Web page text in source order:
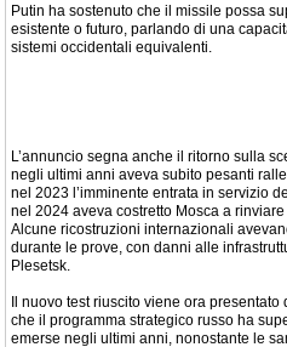
Putin ha sostenuto che il missile possa
esistente o futuro, parlando di una
sistemi occidentali equivalenti.
L’annuncio segna anche il ritorno sulla
negli ultimi anni aveva subito pesanti
nel 2023 l’imminente entrata in servizio
nel 2024 aveva costretto Mosca a
Alcune ricostruzioni internazionali
durante le prove, con danni alle
Plesetsk.
Il nuovo test riuscito viene ora
che il programma strategico russo ha
emerse negli ultimi anni, nonostante le